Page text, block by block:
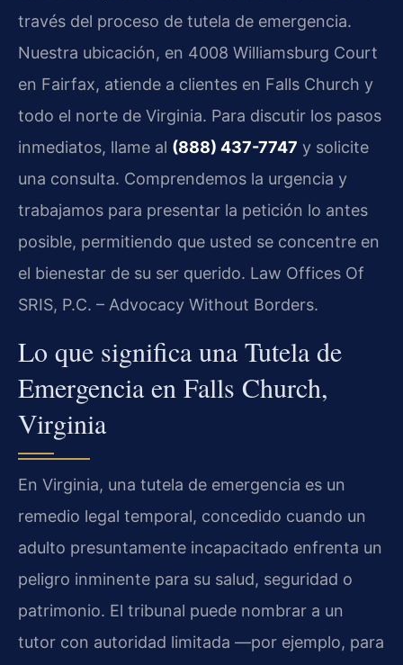
través del proceso de tutela de emergencia.
Nuestra ubicación, en 4008 Williamsburg Court
en Fairfax, atiende a clientes en Falls Church y
todo el norte de Virginia. Para discutir los pasos
inmediatos, llame al (888) 437-7747 y solicite
una consulta. Comprendemos la urgencia y
trabajamos para presentar la petición lo antes
posible, permitiendo que usted se concentre en
el bienestar de su ser querido. Law Offices Of
SRIS, P.C. – Advocacy Without Borders.
Lo que significa una Tutela de
Emergencia en Falls Church,
Virginia
En Virginia, una tutela de emergencia es un
remedio legal temporal, concedido cuando un
adulto presuntamente incapacitado enfrenta un
peligro inminente para su salud, seguridad o
patrimonio. El tribunal puede nombrar a un
tutor con autoridad limitada —por ejemplo, para